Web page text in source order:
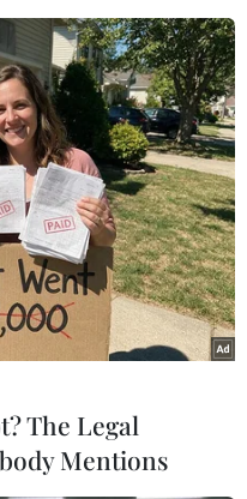
khẩn cấp
The Legal
Mentions